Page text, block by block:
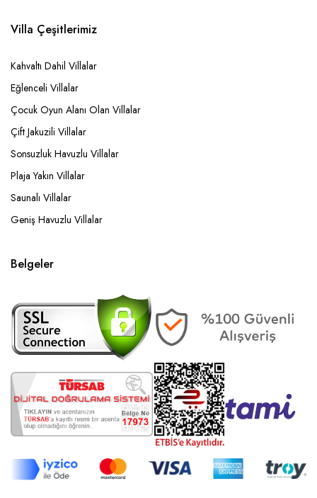
Villa Çeşitlerimiz
Kahvaltı Dahil Villalar
Eğlenceli Villalar
Çocuk Oyun Alanı Olan Villalar
Çift Jakuzili Villalar
Sonsuzluk Havuzlu Villalar
Plaja Yakın Villalar
Saunalı Villalar
Geniş Havuzlu Villalar
Belgeler